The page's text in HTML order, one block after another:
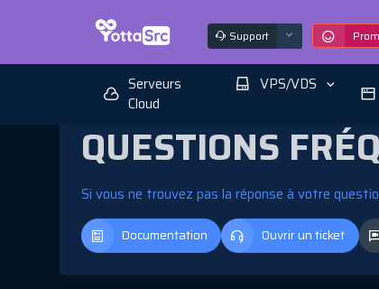
Support
Serveurs
Cloud
VPS/VDS
QUESTIONS
Si vous ne trouvez pas la réponse à votre
Documentation Ouvrir un ticket